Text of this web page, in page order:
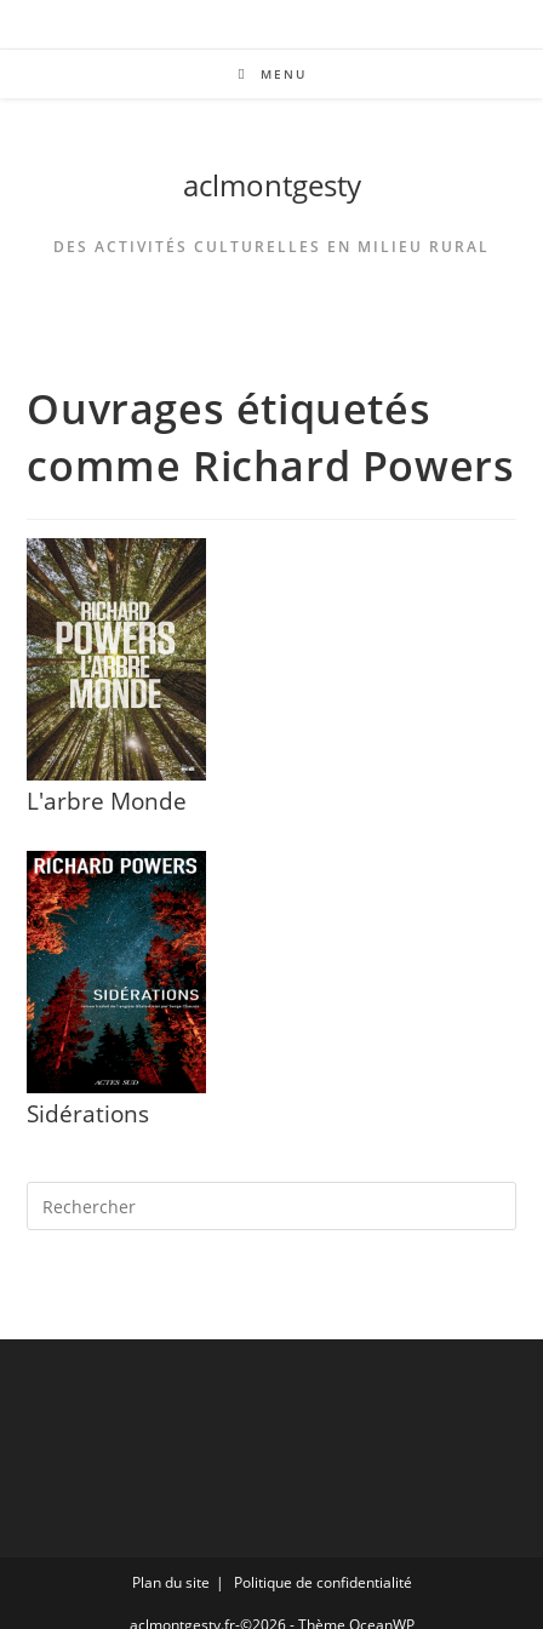
MENU
aclmontgesty
DES ACTIVITÉS CULTURELLES EN MILIEU RURAL
Ouvrages étiquetés
comme Richard Powers
L'arbre Monde
Sidérations
Plan du site Politique de confidentialité
aclmontgesty.fr-©2026 - Thème OceanWP